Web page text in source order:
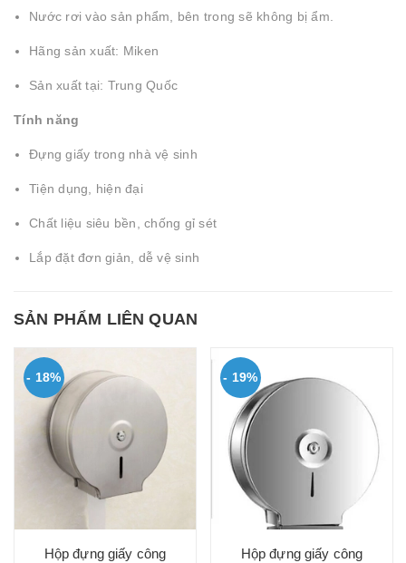
Nước rơi vào sản phẩm, bên trong sẽ không bị ẩm.
Hãng sản xuất: Miken
Sản xuất tại: Trung Quốc
Tính năng
Đựng giấy trong nhà vệ sinh
Tiện dụng, hiện đại
Chất liệu siêu bền, chống gỉ sét
Lắp đặt đơn giản, dễ vệ sinh
SẢN PHẨM LIÊN QUAN
- 18%
Hộp đựng giấy công
- 19%
Hộp đựng giấy công